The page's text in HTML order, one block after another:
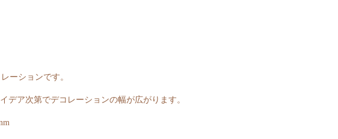
ーションです。
デア次第でデコレーションの幅が広がります。